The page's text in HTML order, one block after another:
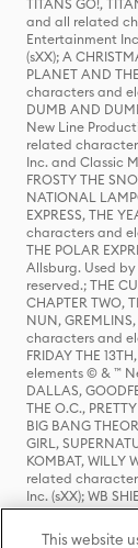
TITANS GO!,
and all related
Entertainment
(sXX); A
PLANET AND
characters and
DUMB AND
New Line
related
Inc. and Classic
FROSTY THE
NATIONAL
EXPRESS, THE
characters and
THE POLAR
Allsburg. Used
reserved.; THE
CHAPTER TWO,
NUN,
characters and
FRIDAY THE
elements © & ™
DALLAS,
THE O.C.,
BIG BANG
GIRL,
KOMBAT, WILLY
related
Inc. (sXX); WB
HOUSE OF THE
characters and
This website